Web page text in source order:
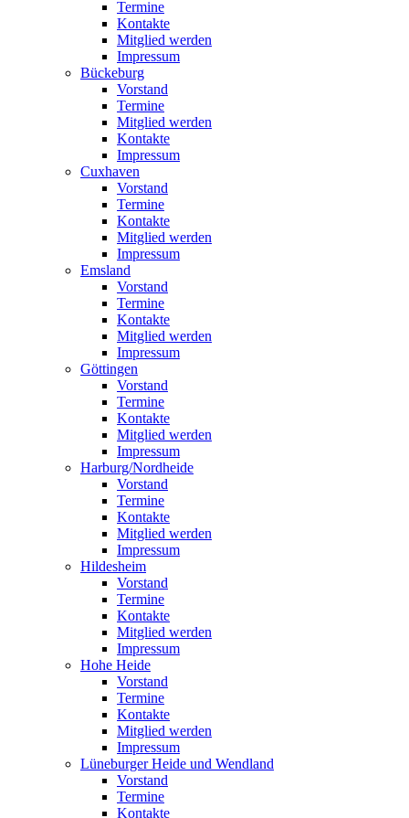
Termine
Kontakte
Mitglied werden
Impressum
Bückeburg
Vorstand
Termine
Mitglied werden
Kontakte
Impressum
Cuxhaven
Vorstand
Termine
Kontakte
Mitglied werden
Impressum
Emsland
Vorstand
Termine
Kontakte
Mitglied werden
Impressum
Göttingen
Vorstand
Termine
Kontakte
Mitglied werden
Impressum
Harburg/Nordheide
Vorstand
Termine
Kontakte
Mitglied werden
Impressum
Hildesheim
Vorstand
Termine
Kontakte
Mitglied werden
Impressum
Hohe Heide
Vorstand
Termine
Kontakte
Mitglied werden
Impressum
Lüneburger Heide und Wendland
Vorstand
Termine
Kontakte